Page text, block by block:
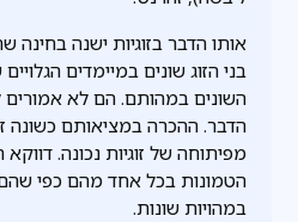
אותו הדבר בזוגיות ישנה בחינה
בני הזוג שונים במיימדים
השונים במהותם. הם לא אמורים
הדבר. ההכרה במציאותם כשונה
מפיתוחה של זוגיות נכונה.
הטמונות בכל אחד מהם כפי
במהויות שונות.